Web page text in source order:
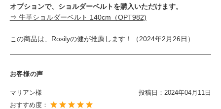
オプションで、ショルダーベルトを購入いただけます。
⇒ 牛革ショルダーベルト 140cm（OPT982)
この商品は、Rosilyの健が推薦します！（2024年2月26日）
お客様の声
マリアン様 投稿日： 2024年04月11日
おすすめ度：